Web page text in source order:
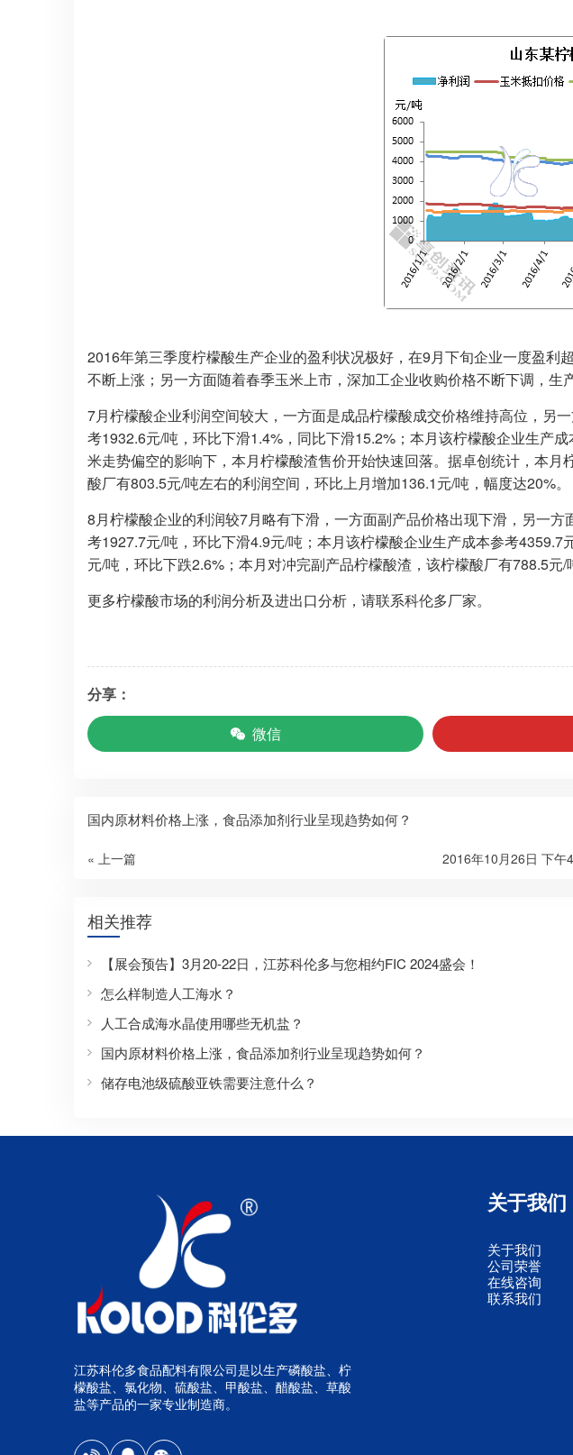
2016年第三季度柠檬酸生产企业的盈利状况极好，在9月下旬企业一度盈
不断上涨；另一方面随着春季玉米上市，深加工企业收购价格不断下调，
7月柠檬酸企业利润空间较大，一方面是成品柠檬酸成交价格维持高位，另
考1932.6元/吨，环比下滑1.4%，同比下滑15.2%；本月该柠檬酸企业生产
米走势偏空的影响下，本月柠檬酸渣售价开始快速回落。据卓创统计，本
酸厂有803.5元/吨左右的利润空间，环比上月增加136.1元/吨，幅度达20%。
8月柠檬酸企业的利润较7月略有下滑，一方面副产品价格出现下滑，另一
考1927.7元/吨，环比下滑4.9元/吨；本月该柠檬酸企业生产成本参考
元/吨，环比下跌2.6%；本月对冲完副产品柠檬酸渣，该柠檬酸厂有788.5元
更多柠檬酸市场的利润分析及进出口分析，请联系科伦多厂家。
分享：
微信
国内原材料价格上涨，食品添加剂行业呈现趋势如何？
« 上一篇 2016年10月26日 下午
相关推荐
【展会预告】3月20-22日，江苏科伦多与您相约FIC 2024盛会！
怎么样制造人工海水？
人工合成海水晶使用哪些无机盐？
国内原材料价格上涨，食品添加剂行业呈现趋势如何？
储存电池级硫酸亚铁需要注意什么？
江苏科伦多食品配料有限公司是以生产磷酸盐、柠
檬酸盐、氯化物、硫酸盐、甲酸盐、醋酸盐、草酸
盐等产品的一家专业制造商。
关于我们
关于我们
公司荣誉
在线咨询
联系我们